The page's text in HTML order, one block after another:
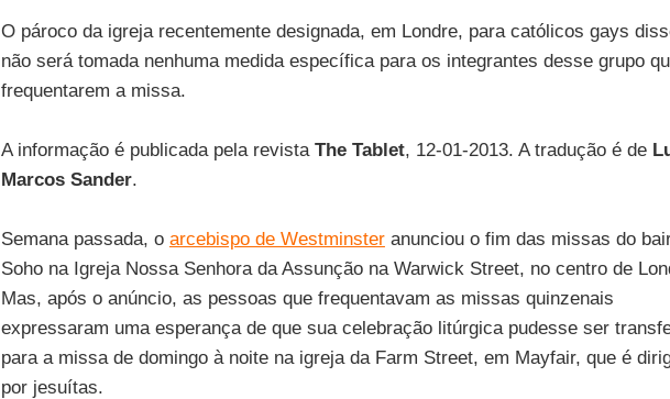
O pároco da igreja recentemente designada, em Londre, para católicos gays
não será tomada nenhuma medida específica para os integrantes desse grupo
frequentarem a missa.
A informação é publicada pela revista The Tablet, 12-01-2013. A tradução é de
Marcos Sander.
Semana passada, o arcebispo de Westminsteranunciou o fim das missas do
Soho na Igreja Nossa Senhora da Assunção na Warwick Street, no centro de
Mas, após o anúncio, as pessoas que frequentavam as missas quinzenais
expressaram uma esperança de que sua celebração litúrgica pudesse ser
para a missa de domingo à noite na igreja da Farm Street, em Mayfair, que é
por jesuítas.